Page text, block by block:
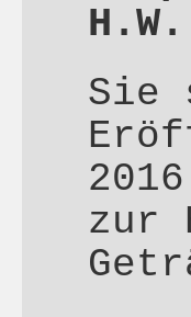
Sie
zur